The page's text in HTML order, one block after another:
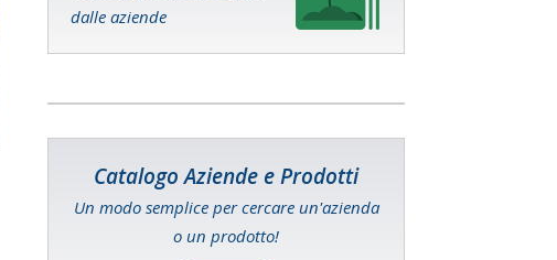
dalle aziende
Catalogo Aziende e Prodotti
Un modo semplice per cercare un'azienda
o un prodotto!